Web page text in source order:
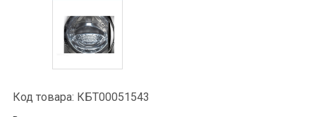
Код товара: КБТ00051543